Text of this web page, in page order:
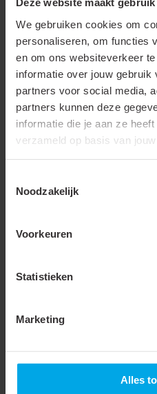
We gebruiken cookies om
personaliseren, om functies
en om ons websiteverkeer
informatie over jouw gebruik
partners voor social media,
partners kunnen deze
informatie die je aan ze
verzameld op basis van
Noodzakelijk
Voorkeuren
Statistieken
Marketing
Alles
Geschikt voor meerdraads
geleider
Geschikt voor fijndradige
geleider
Geschikt voor hoge
temperaturen (tot 650 °C)
Geschikt voor ronde
Geschikt voor vlakke
Voor trekvaste
Oppervlaktebescherming